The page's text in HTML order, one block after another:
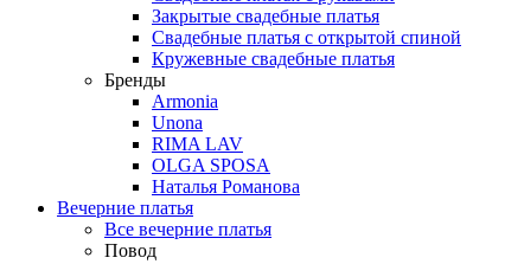
Закрытые свадебные платья
Свадебные платья с открытой спиной
Кружевные свадебные платья
Бренды
Armonia
Unona
RIMA LAV
OLGA SPOSA
Наталья Романова
Вечерние платья
Все вечерние платья
Повод